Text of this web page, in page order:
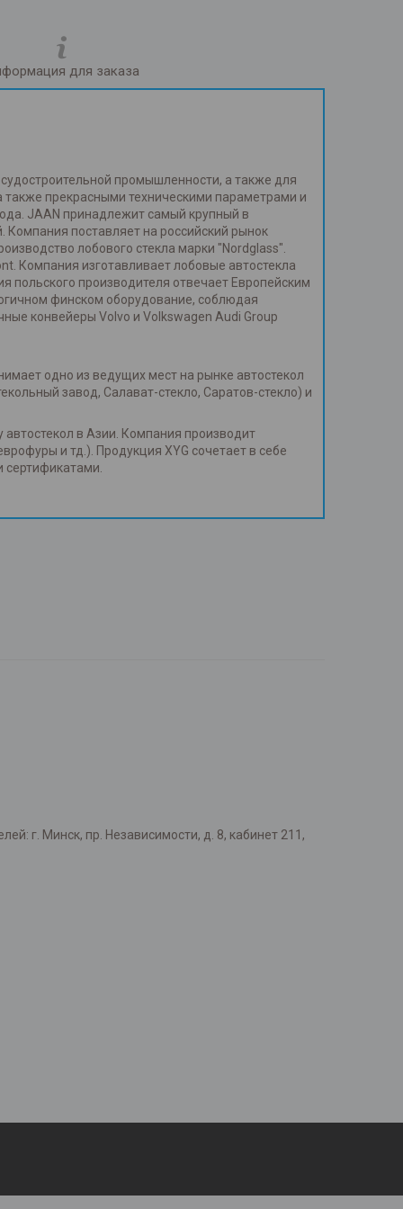
для заказа
промышленности, а также для
также прекрасными техническими параметрами и
JAAN принадлежит самый крупный в
Компания поставляет на российский рынок
лобового стекла марки "Nordglass".
Компания изготавливает лобовые автостекла
польского производителя отвечает Европейским
финском оборудование, соблюдая
конвейеры Volvo и Volkswagen Audi Group
одно из ведущих мест на рынке автостекол
завод, Салават-стекло, Саратов-стекло) и
автостекол в Азии. Компания производит
и тд.). Продукция XYG сочетает в себе
сертификатами.
г. Минск, пр. Независимости, д. 8, кабинет 211,